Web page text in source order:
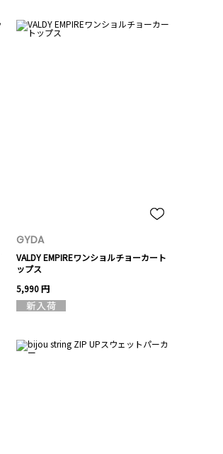
GYDA
VALDY EMPIREワンショルチョーカート
ップス
5,990 円